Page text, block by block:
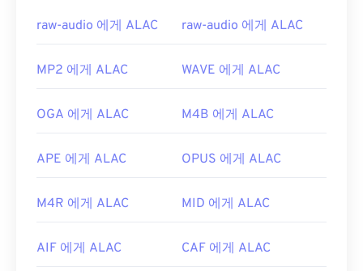
raw-audio 에게 ALAC raw-audio 에게 ALAC
MP2 에게 ALAC WAVE 에게 ALAC
OGA 에게 ALAC M4B 에게 ALAC
APE 에게 ALAC OPUS 에게 ALAC
M4R 에게 ALAC MID 에게 ALAC
AIF 에게 ALAC CAF 에게 ALAC